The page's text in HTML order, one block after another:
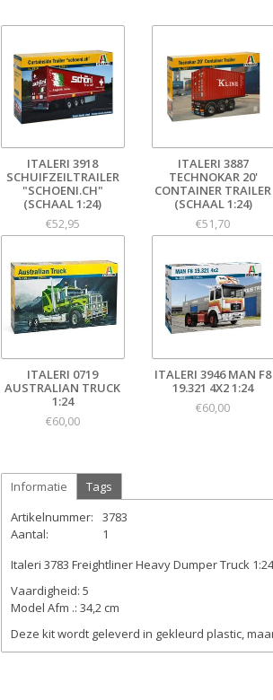
ITALERI 3918
SCHUIFZEILTRAILER
"SCHOENI.CH"
(SCHAAL 1:24)
€52,95
ITALERI 3887
TECHNOKAR 20'
CONTAINER TRAILER
(SCHAAL 1:24)
€51,70
ITALERI 0719
AUSTRALIAN TRUCK
1:24
€60,00
ITALERI 3946 MAN F8
19.321 4X2 1:24
€60,00
Informatie
Tags
Artikelnummer:
3783
Aantal:
1
Italeri 3783 Freightliner Heavy Dumper Truck 1:24
Vaardigheid: 5
Model Afm .: 34,2 cm
Deze kit wordt geleverd in gekleurd plastic,